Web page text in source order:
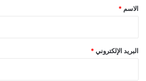
*
الاسم *
البريد الإلكتروني *